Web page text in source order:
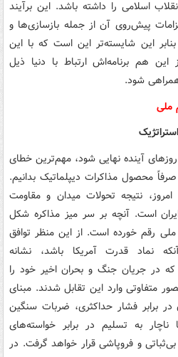
اسلامی را داشته باشد. این برآیند
پیش‌روی آن از جمله بازسازی‌ها و
این شایسته‌تر این است که با این
هم برنامه‌اش ارتباط با دنیا ذیل
شود.
ملی
روزهای آینده نهایی شود، مهم‌ترین خطای
محصول مذاکرات دیپلماتیک بدانیم.
نتیجه تحولات میدان و مقاومت
است. آنچه بر سر میز مذاکره شکل
رقم خورده است. از این منظر توافق
نماد قدرت آمریکا باشد، نشانه
در جریان جنگ و بحران اخیر خود را
متفاوتی وارد این تقابل شدند. مبنای
در برابر فشار حداکثری، ضربات سنگین
به تسلیم در برابر خواسته‌های
و فروپاشی قرار خواهد گرفت. در